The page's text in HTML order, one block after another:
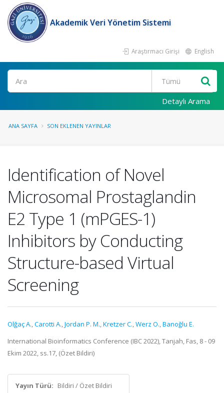
Akademik Veri Yönetim Sistemi
Araştırmacı Girişi English
Ara
Detaylı Arama
ANA SAYFA SON EKLENEN YAYINLAR
Identification of Novel
Microsomal Prostaglandin
E2 Type 1 (mPGES-1)
Inhibitors by Conducting
Structure-based Virtual
Screening
Olğaç A.,Carotti A.,Jordan P. M.,Kretzer C.,Werz O.,Banoğlu E.
International Bioinformatics Conference (IBC 2022), Tanjah, Fas, 8 - 09
Ekim 2022, ss.17, (Özet Bildiri)
Yayın Türü: Bildiri / Özet Bildiri